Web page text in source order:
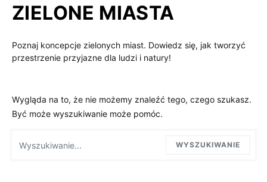
ZIELONE MIASTA
Poznaj koncepcje zielonych miast. Dowiedz się, jak tworzyć
przestrzenie przyjazne dla ludzi i natury!
Wygląda na to, że nie możemy znaleźć tego, czego szukasz.
Być może wyszukiwanie może pomóc.
WYSZUKIWANIE